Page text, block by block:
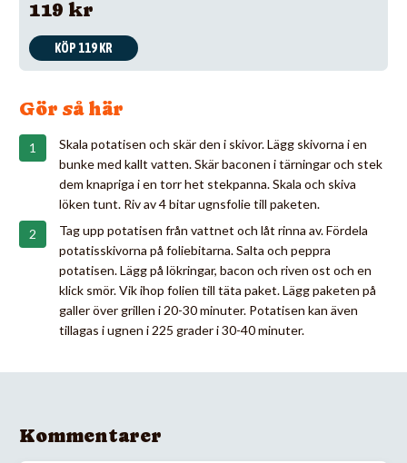
119 kr
KÖP 119 KR
Gör så här
Skala potatisen och skär den i skivor. Lägg skivorna i en
bunke med kallt vatten. Skär baconen i tärningar och stek
dem knapriga i en torr het stekpanna. Skala och skiva
löken tunt. Riv av 4 bitar ugnsfolie till paketen.
Tag upp potatisen från vattnet och låt rinna av. Fördela
potatisskivorna på foliebitarna. Salta och peppra
potatisen. Lägg på lökringar, bacon och riven ost och en
klick smör. Vik ihop folien till täta paket. Lägg paketen på
galler över grillen i 20-30 minuter. Potatisen kan även
tillagas i ugnen i 225 grader i 30-40 minuter.
Kommentarer